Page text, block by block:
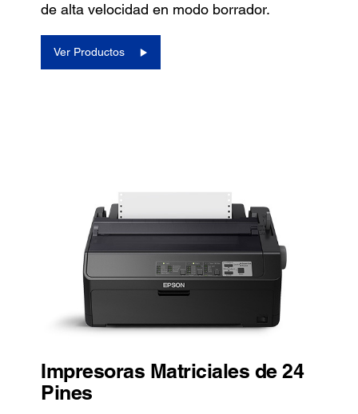
de alta velocidad en modo borrador.
Ver Productos
Impresoras Matriciales de 24
Pines